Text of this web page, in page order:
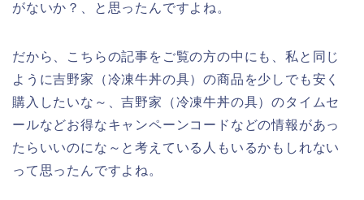
がないか？、と思ったんですよね。
だから、こちらの記事をご覧の方の中にも、私と同じ
ように吉野家（冷凍牛丼の具）の商品を少しでも安く
購入したいな～、吉野家（冷凍牛丼の具）のタイムセ
ールなどお得なキャンペーンコードなどの情報があっ
たらいいのにな～と考えている人もいるかもしれない
って思ったんですよね。